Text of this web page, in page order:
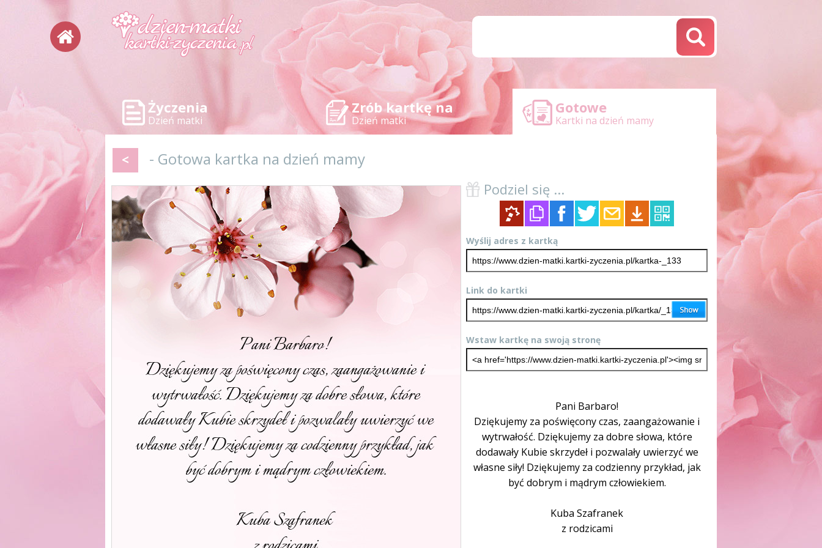
Życzenia
Dzień matki
Zrób kartkę na
Dzień matki
Gotowe
Kartki na dzień mamy
< - Gotowa kartka na dzień mamy
Podziel się ...
Wyślij adres z kartką
Link do kartki
Wstaw kartkę na swoją stronę
Pani Barbaro!
Dziękujemy za poświęcony czas, zaangażowanie i
wytrwałość. Dziękujemy za dobre słowa, które
dodawały Kubie skrzydeł i pozwalały uwierzyć we
własne siły! Dziękujemy za codzienny przykład, jak
być dobrym i mądrym człowiekiem.
Kuba Szafranek
z rodzicami